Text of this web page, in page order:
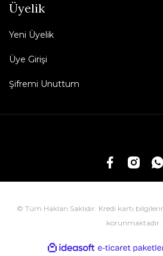
Üyelik
Yeni Üyelik
Üye Girişi
Şifremi Unuttum
© Tüm Hakları Saklıdır. Kredi kartı
korunmaktadır.
ideasoft